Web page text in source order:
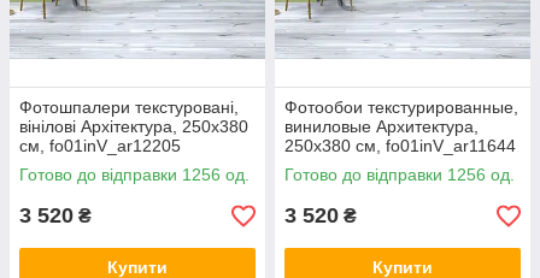
Фотошпалери текстуровані,
вінілові Архітектура, 250х380
см, fo01inV_ar12205
Готово до відправки 1256 од.
3 520 ₴
Купити
Фотообои текстурированные,
виниловые Архитектура,
250х380 см, fo01inV_ar11644
Готово до відправки 1256 од.
3 520 ₴
Купити